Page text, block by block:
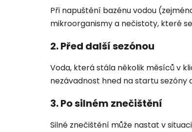
Při napuštění bazénu vodou
mikroorganismy a nečistoty, které
2. Před další sezónou
Voda, která stála několik měsíců v
nezávadnost hned na startu
3. Po silném znečištění
Silné znečištění může nastat v